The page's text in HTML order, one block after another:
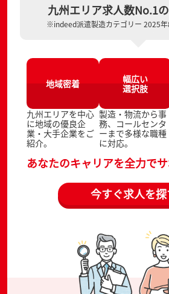
九州エリア求人数No.1
※indeed派遣製造カテゴリー 2025年
地域密着
九州エリアを中心
に地域の優良企
業・大手企業をご
紹介。
幅広い
選択肢
製造・物流から事
務、コールセンタ
ーまで多様な職種
に対応。
あなたのキャリアを全力で
今すぐ求人を